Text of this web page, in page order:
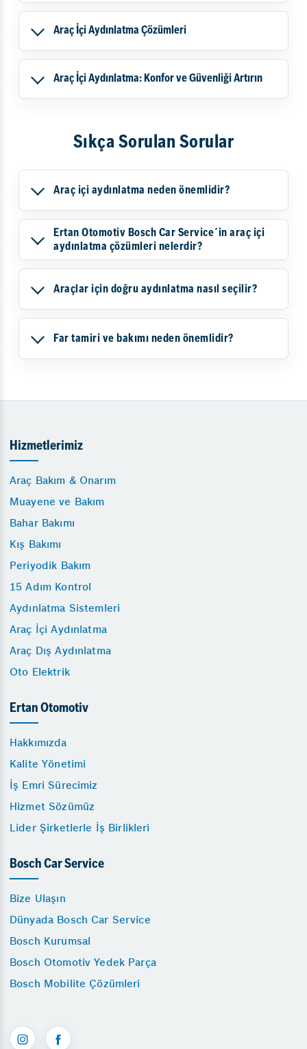
Araç İçi Aydınlatma Çözümleri
Araç İçi Aydınlatma: Konfor ve Güvenliği Artırın
Sıkça Sorulan Sorular
Araç içi aydınlatma neden önemlidir?
Ertan Otomotiv Bosch Car Service´in araç içi
aydınlatma çözümleri nelerdir?
Araçlar için doğru aydınlatma nasıl seçilir?
Far tamiri ve bakımı neden önemlidir?
Hizmetlerimiz
Araç Bakım & Onarım
Muayene ve Bakım
Bahar Bakımı
Kış Bakımı
Periyodik Bakım
15 Adım Kontrol
Aydınlatma Sistemleri
Araç İçi Aydınlatma
Araç Dış Aydınlatma
Oto Elektrik
Ertan Otomotiv
Hakkımızda
Kalite Yönetimi
İş Emri Sürecimiz
Hizmet Sözümüz
Lider Şirketlerle İş Birlikleri
Bosch Car Service
Bize Ulaşın
Dünyada Bosch Car Service
Bosch Kurumsal
Bosch Otomotiv Yedek Parça
Bosch Mobilite Çözümleri